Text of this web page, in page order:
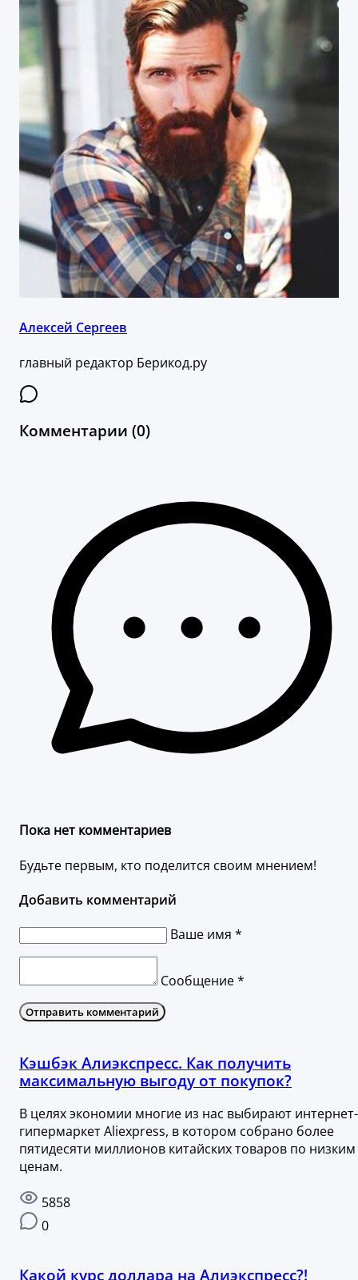
Алексей Сергеев
главный редактор Берикод.ру
Комментарии (0)
Пока нет комментариев
Будьте первым, кто поделится своим мнением!
Добавить комментарий
Ваше имя *
Сообщение *
Отправить комментарий
Кэшбэк Алиэкспресс. Как получить
максимальную выгоду от покупок?
В целях экономии многие из нас выбирают интернет-
гипермаркет Aliexpress, в котором собрано более
пятидесяти миллионов китайских товаров по низким
ценам.
5858
0
Какой курс доллара на Алиэкспресс?!